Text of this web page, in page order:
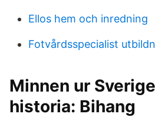
Ellos hem och inredning
Fotvårdsspecialist
Minnen ur
historia: Bihang